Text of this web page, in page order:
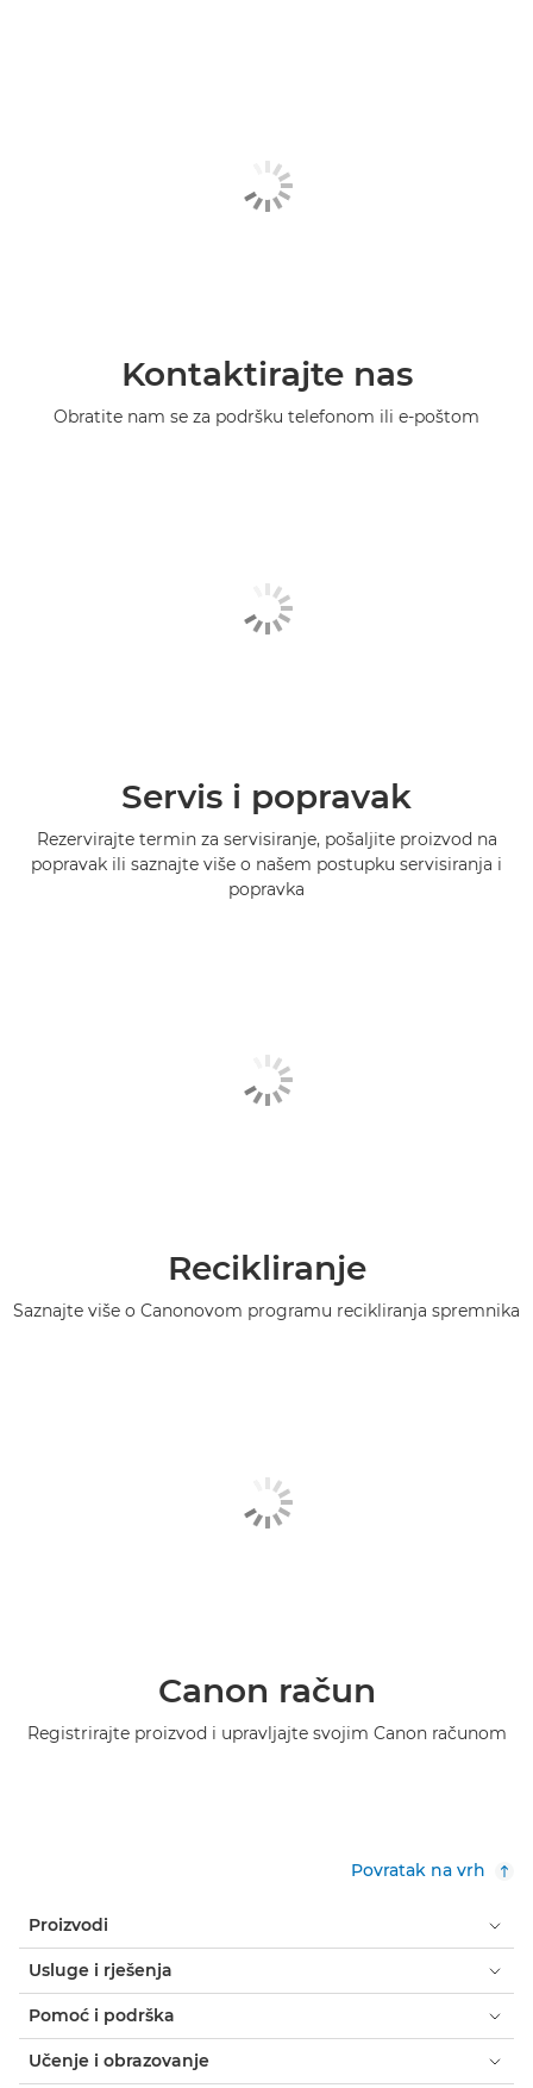
Kontaktirajte nas
Obratite nam se za podršku telefonom ili e-poštom
Servis i popravak
Rezervirajte termin za servisiranje, pošaljite proizvod na
popravak ili saznajte više o našem postupku servisiranja i
popravka
Recikliranje
Saznajte više o Canonovom programu recikliranja spremnika
Canon račun
Registrirajte proizvod i upravljajte svojim Canon računom
Povratak na vrh
Proizvodi
Usluge i rješenja
Pomoć i podrška
Učenje i obrazovanje